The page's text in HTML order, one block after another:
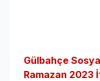
Gülbahçe
Ramazan 2023